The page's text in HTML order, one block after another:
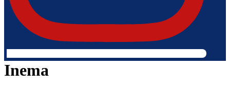
Inema